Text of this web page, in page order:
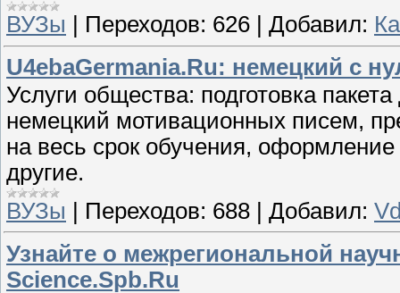
ВУЗы
Переходов: 626 Добавил:
U4ebaGermania.Ru: немецкий с
Услуги общества: подготовка
немецкий мотивационных писем,
на весь срок обучения,
другие.
ВУЗы
Переходов: 688 Добавил:
Узнайте о межрегиональной
Science.Spb.Ru